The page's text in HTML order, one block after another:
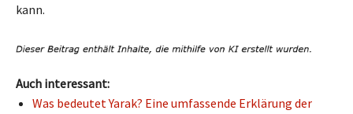
kann.
Auch interessant:
Was bedeutet Yarak? Eine umfassende Erklärung der